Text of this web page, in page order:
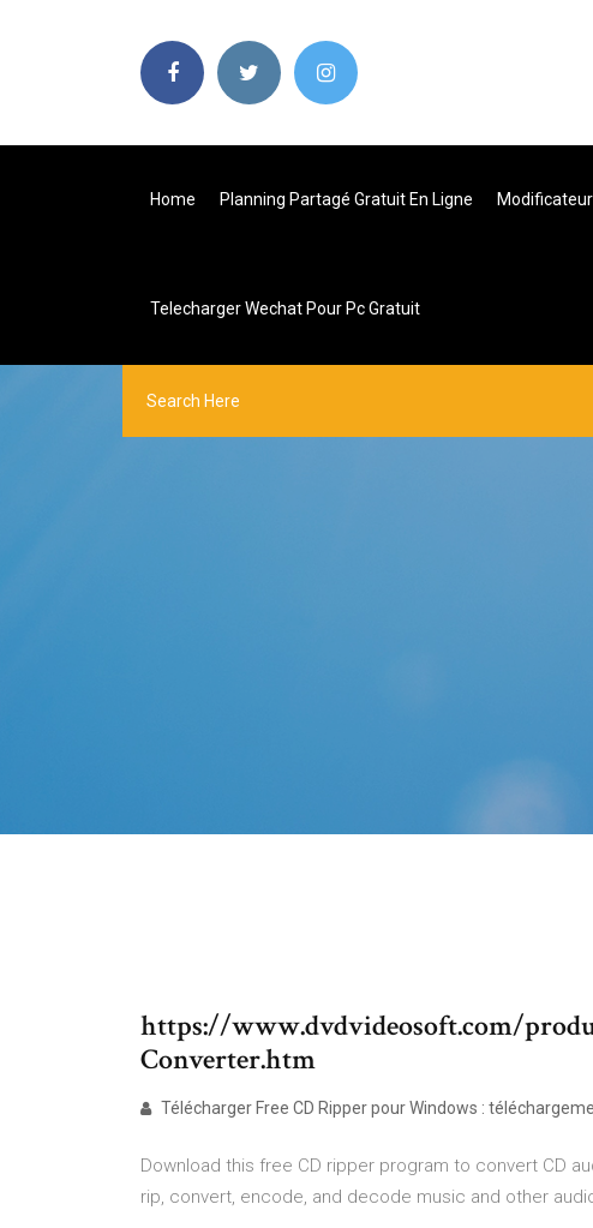
Home Planning Partagé Gratuit En Ligne
Telecharger Wechat Pour Pc Gratuit
https://www.dvdvideosoft.com/
Converter.htm
Télécharger Free CD Ripper pour Windows :
Download this free CD ripper program to convert CD
rip, convert, encode, and decode music and other